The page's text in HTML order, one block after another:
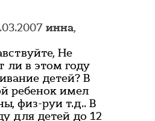
инна,
Не
ли в этом году
детей? В
ребенок имел
физ-руи т.д.. В
для детей до 12